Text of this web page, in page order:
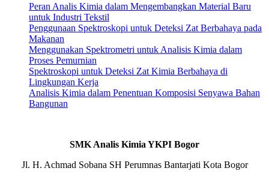
Peran Analis Kimia dalam Mengembangkan Material Baru
untuk Industri Tekstil
Penggunaan Spektroskopi untuk Deteksi Zat Berbahaya pada
Makanan
Menggunakan Spektrometri untuk Analisis Kimia dalam
Proses Pemurnian
Spektroskopi untuk Deteksi Zat Kimia Berbahaya di
Lingkungan Kerja
Analisis Kimia dalam Penentuan Komposisi Senyawa Bahan
Bangunan
SMK Analis Kimia YKPI Bogor
Jl. H. Achmad Sobana SH Perumnas Bantarjati Kota Bogor